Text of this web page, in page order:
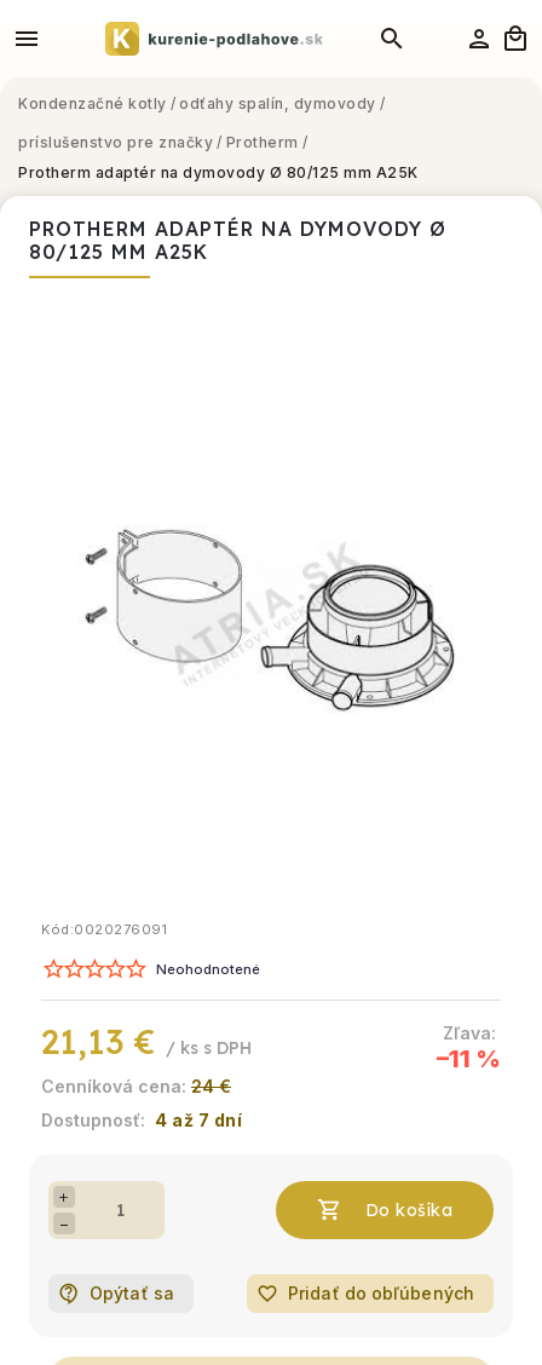
Kondenzačné kotly / odťahy spalín, dymovody /
príslušenstvo pre značky / Protherm /
Protherm adaptér na dymovody Ø 80/125 mm A25K
PROTHERM ADAPTÉR NA DYMOVODY Ø
80/125 MM A25K
Kód:0020276091
Neohodnotené
24 €
–11 %
21,13 € / ks
4 až 7 dní
+
−
Opýtať sa favorite_border Pridať do obľúbených